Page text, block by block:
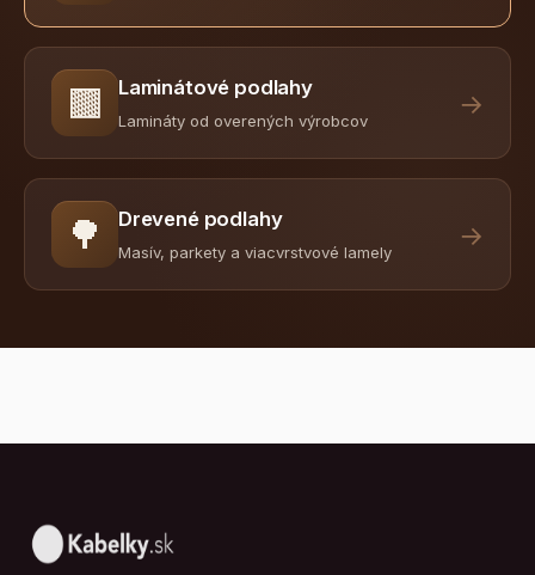
🟫 Laminátové podlahy
Lamináty od overených výrobcov
→
🌳 Drevené podlahy
Masív, parkety a viacvrstvové lamely
→